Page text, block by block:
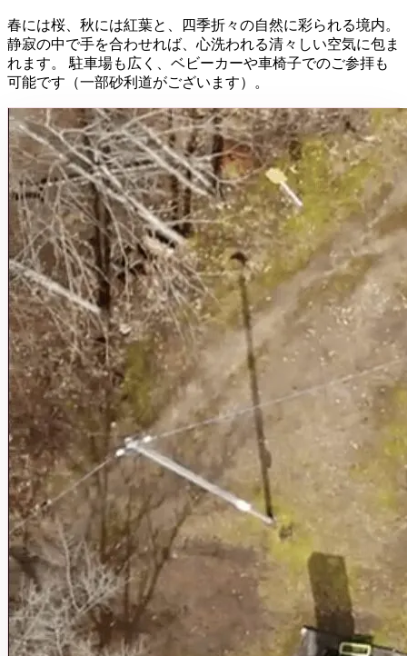
春には桜、秋には紅葉と、四季折々の自然に彩られる境内。
静寂の中で手を合わせれば、心洗われる清々しい空気に包ま
れます。 駐車場も広く、ベビーカーや車椅子でのご参拝も
可能です（一部砂利道がございます）。